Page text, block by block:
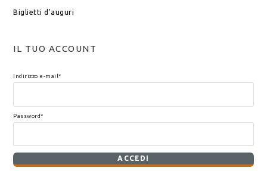
Biglietti d'auguri
IL TUO ACCOUNT
Indirizzo e-mail*
Password*